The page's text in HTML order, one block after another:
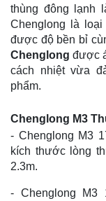
thùng đông lạnh
Chenglong là
được độ bền bỉ
Chenglong được
cách nhiệt vừa
phẩm.
Chenglong M3
- Chenglong M3
kích thước lòng
2.3m.
- Chenglong M3